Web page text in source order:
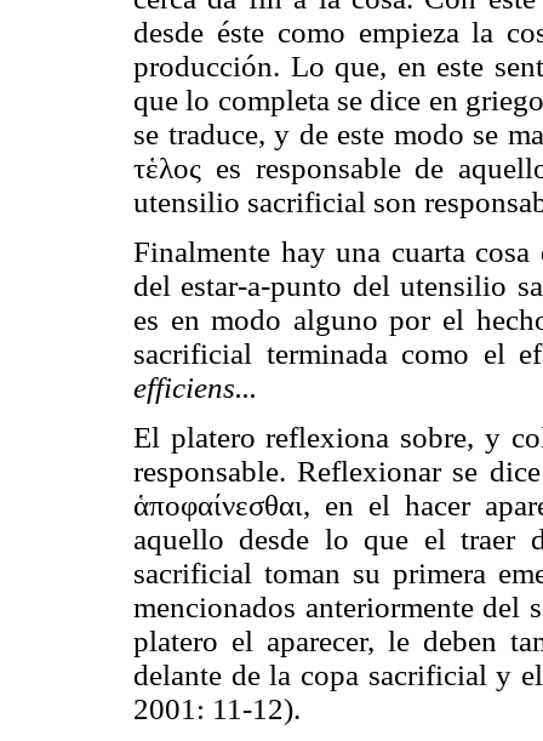
desde éste como empieza la
producción. Lo que, en este
que lo completa se dice en
se traduce, y de este modo se
τἑλος es responsable de
utensilio sacrificial son
Finalmente hay una cuarta
del estar-a-punto del utensilio
es en modo alguno por el
sacrificial terminada como el
efficiens...
El platero reflexiona sobre, y
responsable. Reflexionar se
ἁποφαίνεσθαι, en el hacer
aquello desde lo que el traer
sacrificial toman su primera
mencionados anteriormente del
platero el aparecer, le deben
delante de la copa sacrificial y
2001: 11-12).